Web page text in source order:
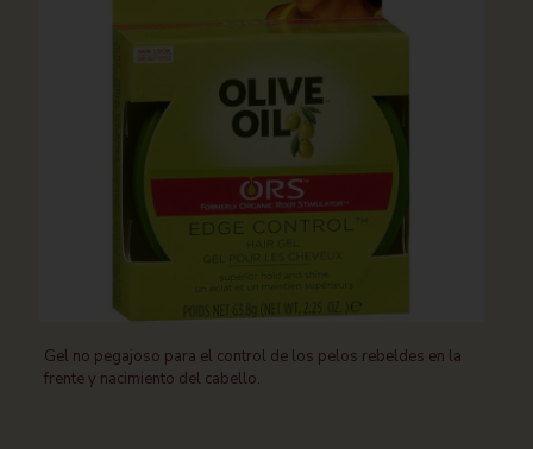
Gel no pegajoso para el control de los pelos rebeldes en la
frente y nacimiento del cabello.